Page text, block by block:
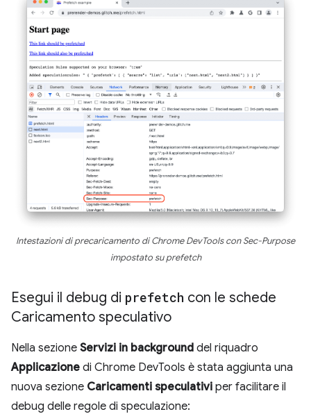
Intestazioni di precaricamento di Chrome DevTools con Sec-Purpose
impostato su prefetch
Esegui il debug di prefetch con le schede
Caricamento speculativo
Nella sezione Servizi in background del riquadro
Applicazione di Chrome DevTools è stata aggiunta una
nuova sezione Caricamenti speculativi per facilitare il
debug delle regole di speculazione: